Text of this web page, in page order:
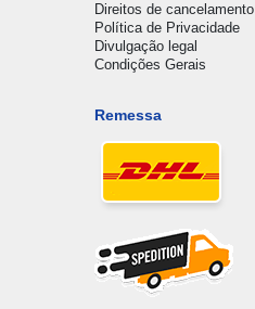
Direitos de cancelamento
Política de Privacidade
Divulgação legal
Condições Gerais
Remessa